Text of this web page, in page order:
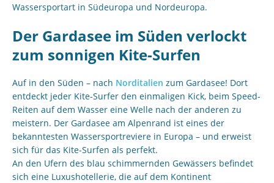
Wassersportart in Südeuropa und Nordeuropa.
Der Gardasee im Süden verlockt
zum sonnigen Kite-Surfen
Auf in den Süden – nach Norditalien zum Gardasee! Dort
entdeckt jeder Kite-Surfer den einmaligen Kick, beim Speed-
Reiten auf dem Wasser eine Welle nach der anderen zu
meistern. Der Gardasee am Alpenrand ist eines der
bekanntesten Wassersportreviere in Europa – und erweist
sich für das Kite-Surfen als perfekt.
An den Ufern des blau schimmernden Gewässers befindet
sich eine Luxushotellerie, die auf dem Kontinent